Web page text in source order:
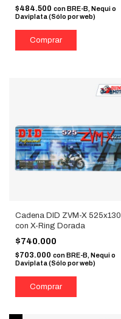
$484.500 con BRE-B, Nequi o
Daviplata (Sólo por web)
Cadena DID ZVM-X 525x130
con X-Ring Dorada
$740.000
$703.000 conBRE-B, Nequi o
Daviplata (Sólo por web)